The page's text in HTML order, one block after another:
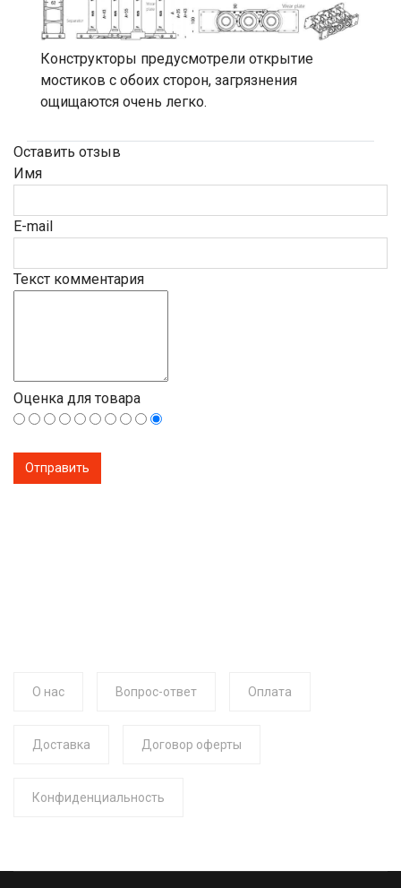
Конструкторы предусмотрели открытие
мостиков с обоих сторон, загрязнения
ощищаются очень легко.
Оставить отзыв
Имя
E-mail
Текст комментария
Оценка для товара
О нас Вопрос-ответ Оплата
Доставка Договор оферты
Конфиденциальность